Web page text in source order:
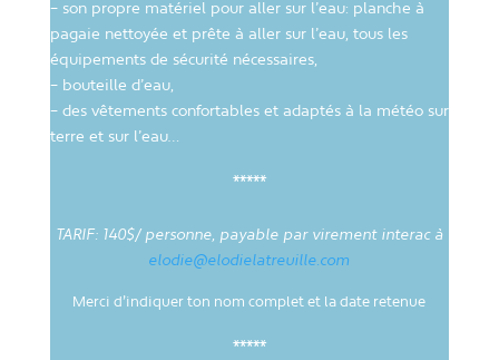
– son propre matériel pour aller sur l’eau: planche à
pagaie nettoyée et prête à aller sur l’eau, tous les
équipements de sécurité nécessaires,
– bouteille d’eau,
– des vêtements confortables et adaptés à la météo sur
terre et sur l’eau…
*****
TARIF: 140$/ personne, payable par virement interac à
elodie@elodielatreuille.com
Merci d’indiquer ton nom complet et la date retenue
*****